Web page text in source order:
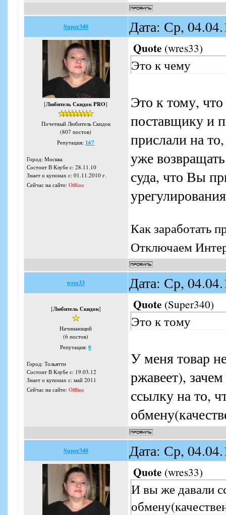
Super340 Дата: Ср,
[Любитель Скидок PRO]
Почетный Любитель Скидок
(807 постов)
Репутация: 167
Город: Москва
Состоит В Клубе с: 28.11.10
Знает о купонах с: 01.11.2010 г.
Сейчас на сайте: Offline
Quote (wres33)
Это к чему
Это к тому,
поставщику и
прислали на
уже
суда, что Вы
Как заработать
Отключаем
wres33 Дата: Ср,
[Любитель Скидок]
Начинающий
(6 постов)
Репутация:0
Город: Тольятти
Состоит В Клубе с: 19.03.12
Знает о купонах с: май 2011
Сейчас на сайте: Offline
Quote (Super340)
Это к тому
У меня товар
ржавеет),
ссылку на то,
Super340 Дата: Ср,
Quote (wres33)
И вы же давали